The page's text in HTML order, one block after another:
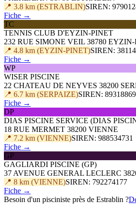
📍 3.8 km (ESTRABLIN)SIREN:
Fiche →
TC
TENNIS CLUB D'EYZIN-PINET
232 RUE SIMONE VEIL 38780
📍 4.8 km (EYZIN-PINET)SIREN:
Fiche →
WP
WISER PISCINE
22 CHATEAU DE NEYVES 38200
📍 6.7 km (SERPAIZE)SIREN:
Fiche →
DP
DIAS PISCINE SERVICE (DIAS
18 RUE MERMET 38200 VIENNE
📍 7.2 km (VIENNE)SIREN: 988534731
Fiche →
GP
GAGLIARDI PISCINE (GP)
37 AVENUE GENERAL LECLERC
📍 8 km (VIENNE)SIREN: 792274177
Fiche →
Besoin d'un pisciniste près de Estrablin ?